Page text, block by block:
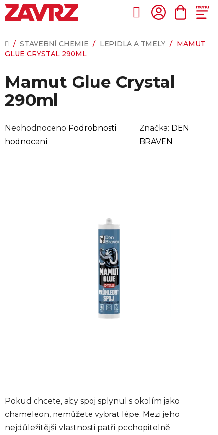
Přejít
na
Hledat
KOŠÍK
DOMŮ
/ STAVEBNÍ CHEMIE / LEPIDLA A TMELY / MAMUT
GLUE CRYSTAL 290ML
Pokud chcete, aby spoj splynul s okolím jako
chameleon, nemůžete vybrat lépe. Mezi jeho
nejdůležitější vlastnosti patří pochopitelně
Mamut Glue Crystal
290ml
Průměrné
hodnocení
Neohodnoceno Podrobnosti
hodnocení
Značka: DEN
BRAVEN